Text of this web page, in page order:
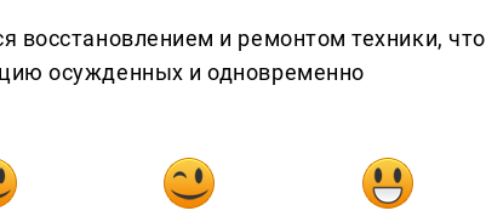
восстановлением и ремонтом техники, что
осужденных и одновременно